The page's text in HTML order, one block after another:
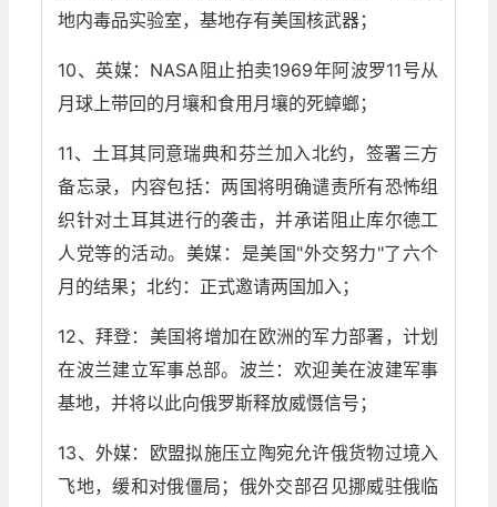
地内毒品实验室，基地存有美国核武器；
10、英媒：NASA阻止拍卖1969年阿波罗11号从
月球上带回的月壤和食用月壤的死蟑螂；
11、土耳其同意瑞典和芬兰加入北约，签署三方
备忘录，内容包括：两国将明确谴责所有恐怖组
织针对土耳其进行的袭击，并承诺阻止库尔德工
人党等的活动。美媒：是美国"外交努力"了六个
月的结果；北约：正式邀请两国加入；
12、拜登：美国将增加在欧洲的军力部署，计划
在波兰建立军事总部。波兰：欢迎美在波建军事
基地，并将以此向俄罗斯释放威慑信号；
13、外媒：欧盟拟施压立陶宛允许俄货物过境入
飞地，缓和对俄僵局；俄外交部召见挪威驻俄临